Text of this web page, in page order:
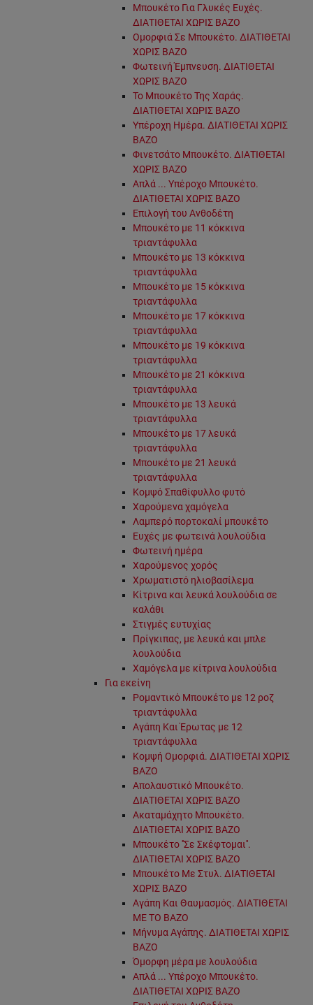
Μπουκέτο Για Γλυκές Ευχές.
ΔΙΑΤΙΘΕΤΑΙ ΧΩΡΙΣ ΒΑΖΟ
Ομορφιά Σε Μπουκέτο. ΔΙΑΤΙΘΕΤΑΙ
ΧΩΡΙΣ ΒΑΖΟ
Φωτεινή Έμπνευση. ΔΙΑΤΙΘΕΤΑΙ
ΧΩΡΙΣ ΒΑΖΟ
Το Μπουκέτο Της Χαράς.
ΔΙΑΤΙΘΕΤΑΙ ΧΩΡΙΣ ΒΑΖΟ
Υπέροχη Ημέρα. ΔΙΑΤΙΘΕΤΑΙ ΧΩΡΙΣ
ΒΑΖΟ
Φινετσάτο Μπουκέτο. ΔΙΑΤΙΘΕΤΑΙ
ΧΩΡΙΣ ΒΑΖΟ
Απλά ... Υπέροχο Μπουκέτο.
ΔΙΑΤΙΘΕΤΑΙ ΧΩΡΙΣ ΒΑΖΟ
Επιλογή του Ανθοδέτη
Μπουκέτο με 11 κόκκινα
τριαντάφυλλα
Μπουκέτο με 13 κόκκινα
τριαντάφυλλα
Μπουκέτο με 15 κόκκινα
τριαντάφυλλα
Μπουκέτο με 17 κόκκινα
τριαντάφυλλα
Μπουκέτο με 19 κόκκινα
τριαντάφυλλα
Μπουκέτο με 21 κόκκινα
τριαντάφυλλα
Μπουκέτο με 13 λευκά
τριαντάφυλλα
Μπουκέτο με 17 λευκά
τριαντάφυλλα
Μπουκέτο με 21 λευκά
τριαντάφυλλα
Κομψό Σπαθίφυλλο φυτό
Χαρούμενα χαμόγελα
Λαμπερό πορτοκαλί μπουκέτο
Ευχές με φωτεινά λουλούδια
Φωτεινή ημέρα
Χαρούμενος χορός
Χρωματιστό ηλιοβασίλεμα
Κίτρινα και λευκά λουλούδια σε
καλάθι
Στιγμές ευτυχίας
Πρίγκιπας, με λευκά και μπλε
λουλούδια
Χαμόγελα με κίτρινα λουλούδια
Για εκείνη
Ρομαντικό Μπουκέτο με 12 ροζ
τριαντάφυλλα
Αγάπη Και Έρωτας με 12
τριαντάφυλλα
Κομψή Ομορφιά. ΔΙΑΤΙΘΕΤΑΙ ΧΩΡΙΣ
ΒΑΖΟ
Απολαυστικό Μπουκέτο.
ΔΙΑΤΙΘΕΤΑΙ ΧΩΡΙΣ ΒΑΖΟ
Ακαταμάχητο Μπουκέτο.
ΔΙΑΤΙΘΕΤΑΙ ΧΩΡΙΣ ΒΑΖΟ
Μπουκέτο ''Σε Σκέφτομαι''.
ΔΙΑΤΙΘΕΤΑΙ ΧΩΡΙΣ ΒΑΖΟ
Μπουκέτο Με Στυλ. ΔΙΑΤΙΘΕΤΑΙ
ΧΩΡΙΣ ΒΑΖΟ
Αγάπη Και Θαυμασμός. ΔΙΑΤΙΘΕΤΑΙ
ΜΕ ΤΟ ΒΑΖΟ
Μήνυμα Αγάπης. ΔΙΑΤΙΘΕΤΑΙ ΧΩΡΙΣ
ΒΑΖΟ
Όμορφη μέρα με λουλούδια
Απλά ... Υπέροχο Μπουκέτο.
ΔΙΑΤΙΘΕΤΑΙ ΧΩΡΙΣ ΒΑΖΟ